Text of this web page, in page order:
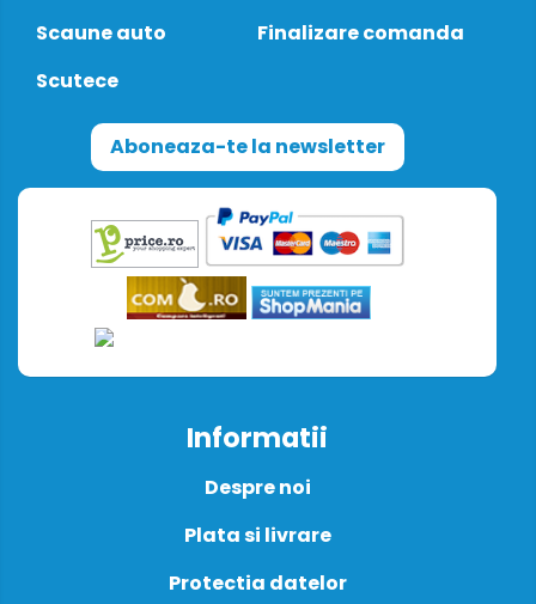
Scaune auto
Scutece
Finalizare comanda
Aboneaza-te la newsletter
Informatii
Despre noi
Plata si livrare
Protectia datelor